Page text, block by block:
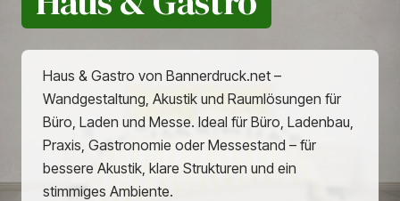
Haus & Gastro von Bannerdruck.net –
Wandgestaltung, Akustik und Raumlösungen für
Büro, Laden und Messe. Ideal für Büro, Ladenbau,
Praxis, Gastronomie oder Messestand – für
bessere Akustik, klare Strukturen und ein
stimmiges Ambiente.